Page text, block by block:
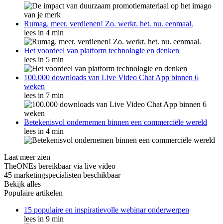
Rumag. meer. verdienen! Zo. werkt. het. nu. eenmaal.
lees in 4 min
Het voordeel van platform technologie en denken
lees in 5 min
100.000 downloads van Live Video Chat App binnen 6
weken
lees in 7 min
Betekenisvol ondernemen binnen een commerciële wereld
lees in 4 min
Laat meer zien
TheONEs bereikbaar via live video
45 marketingspecialisten beschikbaar
Bekijk alles
Populaire artikelen
15 populaire en inspiratievolle webinar onderwerpen
lees in 9 min